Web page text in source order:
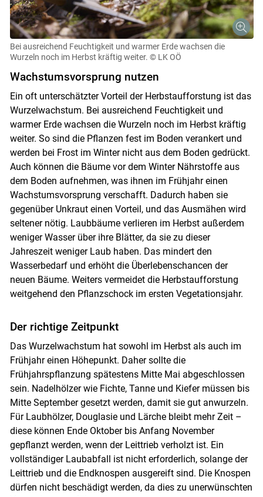
Skip to main content
Bei ausreichend Feuchtigkeit und warmer Erde wachsen die
Wurzeln noch im Herbst kräftig weiter. © LK OÖ
Wachstumsvorsprung nutzen
Ein oft unterschätzter Vorteil der Herbstaufforstung ist das
Wurzelwachstum. Bei ausreichend Feuchtigkeit und
warmer Erde wachsen die Wurzeln noch im Herbst kräftig
weiter. So sind die Pflanzen fest im Boden verankert und
werden bei Frost im Winter nicht aus dem Boden gedrückt.
Auch können die Bäume vor dem Winter Nährstoffe aus
dem Boden aufnehmen, was ihnen im Frühjahr einen
Wachstumsvorsprung verschafft. Dadurch haben sie
gegenüber Unkraut einen Vorteil, und das Ausmähen wird
seltener nötig. Laubbäume verlieren im Herbst außerdem
weniger Wasser über ihre Blätter, da sie zu dieser
Jahreszeit weniger Laub haben. Das mindert den
Wasserbedarf und erhöht die Überlebenschancen der
neuen Bäume. Weiters vermeidet die Herbstaufforstung
weitgehend den Pflanzschock im ersten Vegetationsjahr.
Der richtige Zeitpunkt
Das Wurzelwachstum hat sowohl im Herbst als auch im
Frühjahr einen Höhepunkt. Daher sollte die
Frühjahrspflanzung spätestens Mitte Mai abgeschlossen
sein. Nadelhölzer wie Fichte, Tanne und Kiefer müssen bis
Mitte September gesetzt werden, damit sie gut anwurzeln.
Für Laubhölzer, Douglasie und Lärche bleibt mehr Zeit –
diese können Ende Oktober bis Anfang November
gepflanzt werden, wenn der Leittrieb verholzt ist. Ein
vollständiger Laubabfall ist nicht erforderlich, solange der
Leittrieb und die Endknospen ausgereift sind. Die Knospen
dürfen nicht beschädigt werden, da dies zu unerwünschten